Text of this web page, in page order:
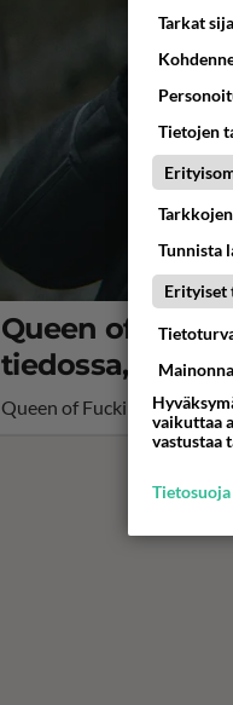
Queen of
tiedossa, iso
Queen of Fucking
Tarkat
Tietojen
Tunnista
Erityiset
vaikuttaa
vastustaa
Tietosuoja